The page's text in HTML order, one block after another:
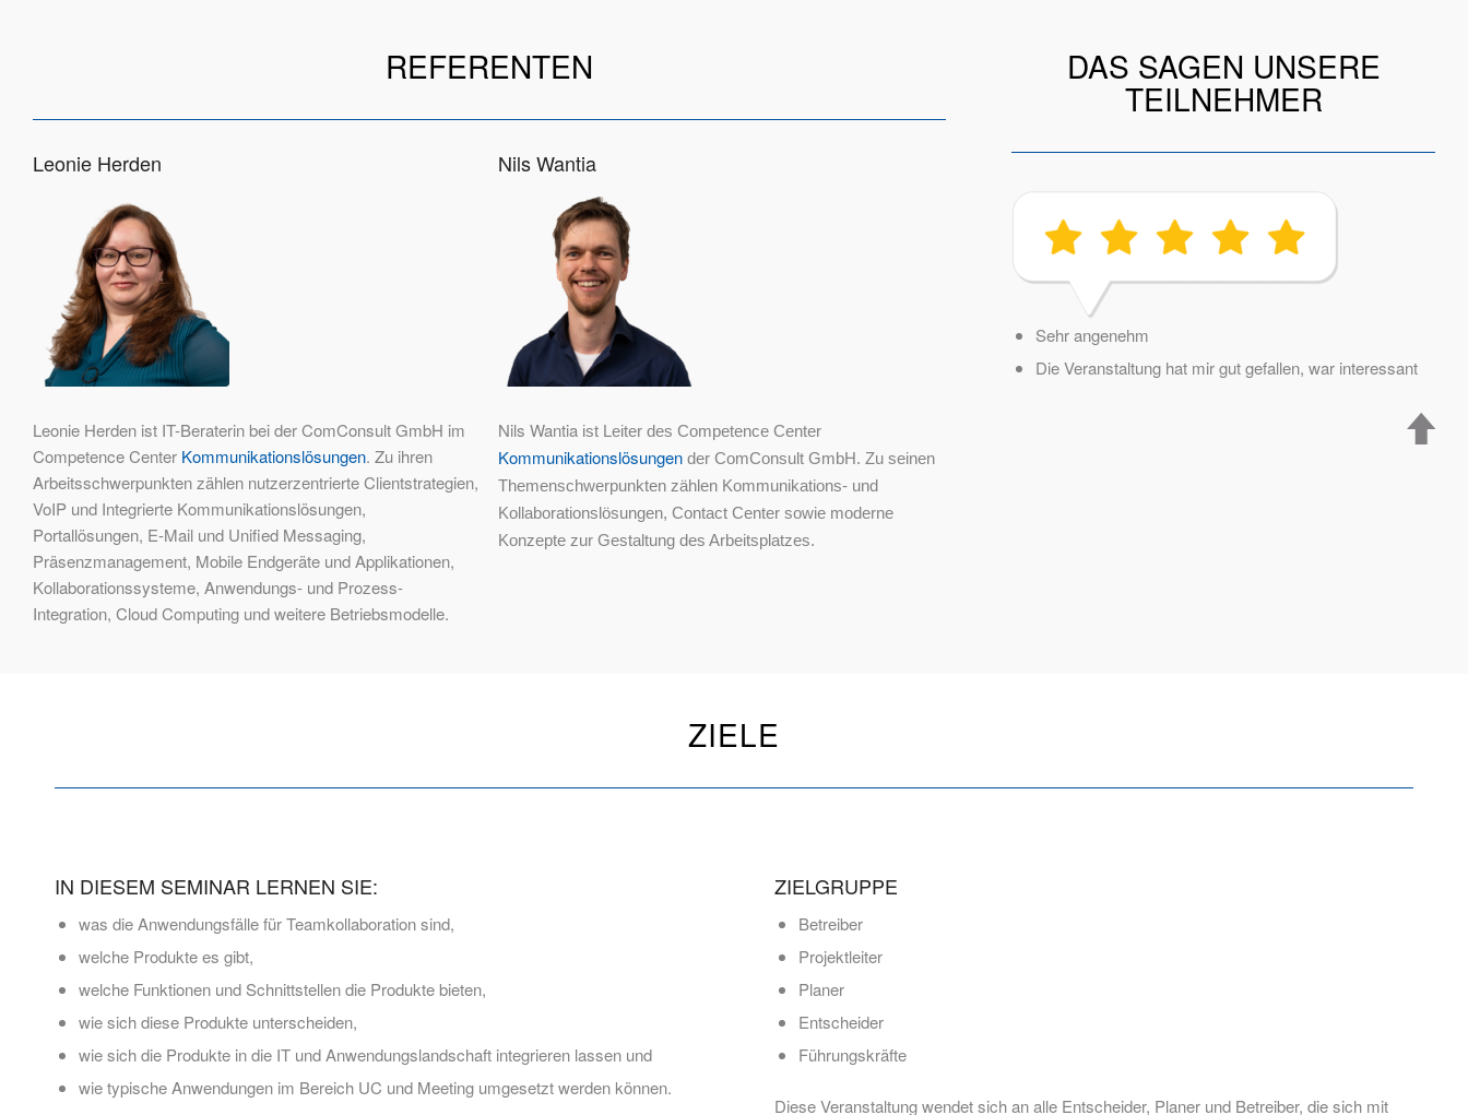
REFERENTEN
Leonie Herden
Leonie Herden ist IT-Beraterin bei der ComConsult GmbH im
Competence Center Kommunikationslösungen. Zu ihren
Arbeitsschwerpunkten zählen nutzerzentrierte Clientstrategien,
VoIP und Integrierte Kommunikationslösungen,
Portallösungen, E-Mail und Unified Messaging,
Präsenzmanagement, Mobile Endgeräte und Applikationen,
Kollaborationssysteme, Anwendungs- und Prozess-
Integration, Cloud Computing und weitere Betriebsmodelle.
Nils Wantia
Nils Wantia ist Leiter des Competence Center
Kommunikationslösungen der ComConsult GmbH. Zu seinen
Themenschwerpunkten zählen Kommunikations- und
Kollaborationslösungen, Contact Center sowie moderne
Konzepte zur Gestaltung des Arbeitsplatzes.
DAS SAGEN UNSERE
TEILNEHMER
Sehr angenehm
Die Veranstaltung hat mir gut gefallen, war interessant
ZIELE
IN DIESEM SEMINAR LERNEN SIE:
was die Anwendungsfälle für Teamkollaboration sind,
welche Produkte es gibt,
welche Funktionen und Schnittstellen die Produkte bieten,
wie sich diese Produkte unterscheiden,
wie sich die Produkte in die IT und Anwendungslandschaft integrieren lassen und
wie typische Anwendungen im Bereich UC und Meeting umgesetzt werden können.
ZIELGRUPPE
Betreiber
Projektleiter
Planer
Entscheider
Führungskräfte
Diese Veranstaltung wendet sich an alle Entscheider, Planer und Betreiber, die sich mit